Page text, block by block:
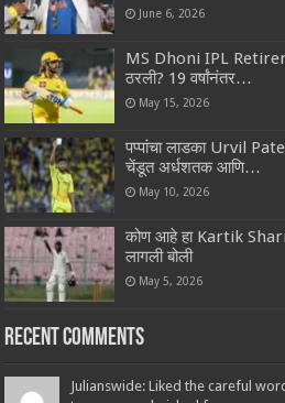
June 6, 2026
MS Dhoni IPL
ठरली? 19 वर्षांनंतर…
May 15, 2026
पप्पांचा लाडका Urvil
चेंडूत अर्धशतक आणि…
May 10, 2026
कोण आहे हा Kartik
लागली बोली
May 5, 2026
Recent Comments
Julianswide: Liked the careful